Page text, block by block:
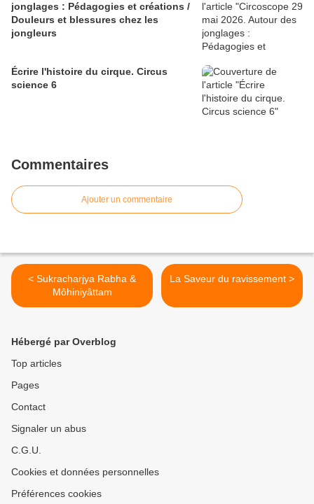
jonglages : Pédagogies et créations /
Douleurs et blessures chez les
jongleurs
Écrire l'histoire du cirque. Circus
science 6
Commentaires
Ajouter un commentaire
< Sukracharjya Rabha &
Môhiniyâttam
La Saveur du ravissement >
Hébergé par Overblog
Top articles
Pages
Contact
Signaler un abus
C.G.U.
Cookies et données personnelles
Préférences cookies